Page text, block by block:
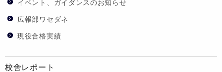
イベント、ガイダンスのお知らせ
広報部ワセダネ
現役合格実績
校舎レポート